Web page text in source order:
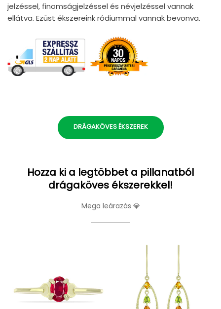
jelzéssel, finomságjelzéssel és névjelzéssel vannak
ellátva. Ezüst ékszereink ródiummal vannak bevonva.
DRÁGAKÖVES ÉKSZEREK
Hozza ki a legtöbbet a pillanatból
drágaköves ékszerekkel!
Mega leárazás 💎